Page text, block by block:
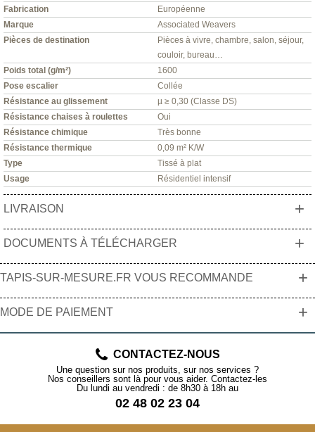
Fabrication
Européenne
Marque
Associated Weavers
Pièces de destination
Pièces à vivre, chambre, salon, séjour,
couloir, bureau…
Poids total (g/m²)
1600
Pose escalier
Collée
Résistance au glissement
µ ≥ 0,30 (Classe DS)
Résistance chaises à roulettes
Oui
Résistance chimique
Très bonne
Résistance thermique
0,09 m² K/W
Type
Tissé à plat
Usage
Résidentiel intensif
LIVRAISON +
DOCUMENTS À TÉLÉCHARGER +
TAPIS-SUR-MESURE.FR VOUS RECOMMANDE +
MODE DE PAIEMENT +
CONTACTEZ-NOUS
Une question sur nos produits, sur nos services ?
Nos conseillers sont là pour vous aider. Contactez-les
Du lundi au vendredi : de 8h30 à 18h au
02 48 02 23 04